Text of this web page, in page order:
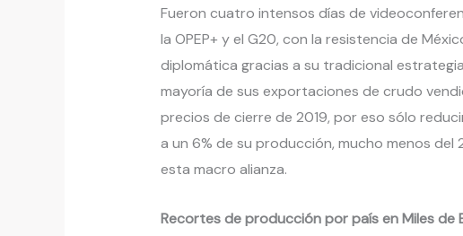
Fueron cuatro intensos días de
la OPEP+ y el G20, con la resistencia de
diplomática gracias a su tradicional
mayoría de sus exportaciones de crudo
precios de cierre de 2019, por eso sólo
a un 6% de su producción, mucho menos del
esta macro alianza.
Recortes de producción por país en Miles de